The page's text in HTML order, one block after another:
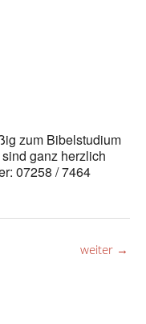
zum Bibelstudium
ganz herzlich
07258 / 7464
weiter →